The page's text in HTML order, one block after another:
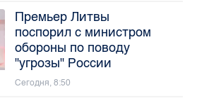
Премьер Литвы
поспорил с министром
обороны по поводу
"угрозы" России
Сегодня, 8:50